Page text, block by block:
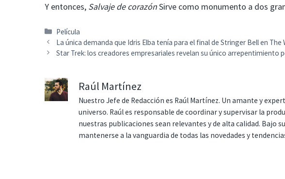
Y entonces, Salvaje de corazónSirve como monumento a dos
Categorías
Película
La única demanda que Idris Elba tenía para el final de Stringer Bell en The
Star Trek: los creadores empresariales revelan su único arrepentimiento
Raúl Martínez
Nuestro Jefe de Redacción es Raúl Martínez. Un amante y
universo. Raúl es responsable de coordinar y supervisar la
nuestras publicaciones sean relevantes y de alta calidad. Bajo
mantenerse a la vanguardia de todas las novedades y